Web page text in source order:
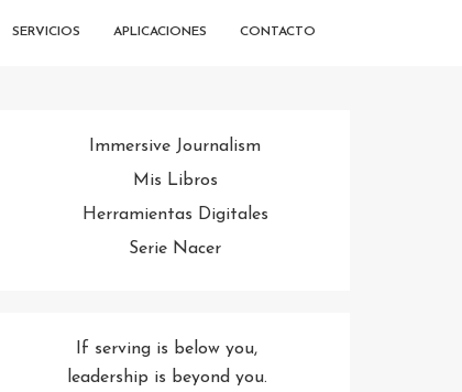
SERVICIOS APLICACIONES CONTACTO
Immersive Journalism
Mis Libros
Herramientas Digitales
Serie Nacer
If serving is below you,
leadership is beyond you.